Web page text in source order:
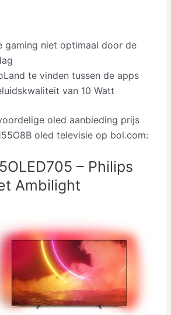
gaming niet optimaal door de
te vinden tussen de apps
van 10 Watt
oled aanbieding prijs
oled televisie op bol.com:
– Philips
Ambilight